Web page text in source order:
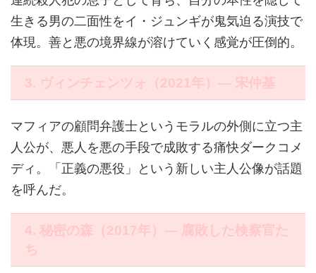
生きる男の二面性をイ・ジュンギが鬼気迫る演技で
体現。善と悪の境界線が溶けていく感覚が圧倒的。
3. ヴィンチェンツォ（2021年）― 宋仲基
マフィアの顧問弁護士というモラルの外側に立つ主
人公が、悪人を悪の手段で成敗する痛快ダークコメ
ディ。「正義の悪役」という新しい主人公像が話題
を呼んだ。
4. 秘密の森（2017年）― 腐敗した検察官た
ち